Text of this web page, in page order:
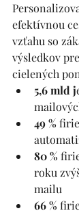
efektívnou
vzťahu so
výsledkov
cielených
5,6 mld j
49 %
80 %
roku
mailu
66 %